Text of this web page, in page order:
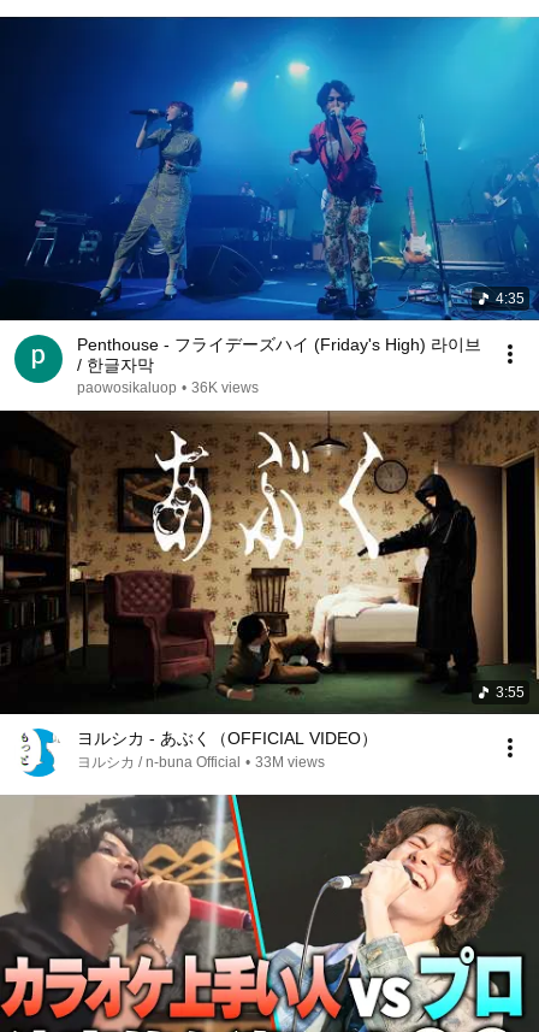
4:35
Penthouse - フライデーズハイ (Friday's High) 라이브
/ 한글자막
paowosikaluop • 36K views
3:55
ヨルシカ - あぶく（OFFICIAL VIDEO）
ヨルシカ / n-buna Official • 33M views